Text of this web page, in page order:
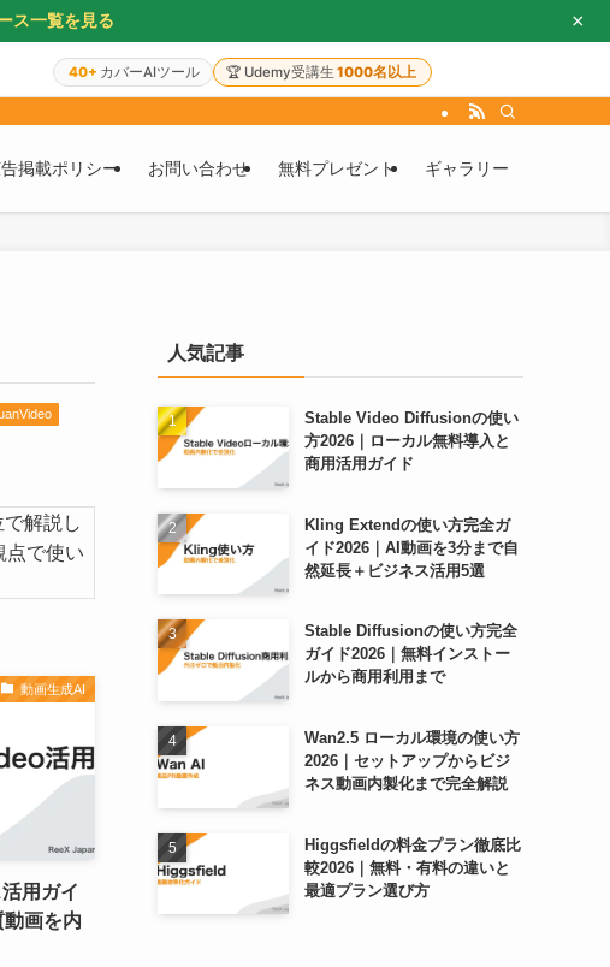
40+ カバーAIツール 🏆 Udemy受講生 1000名以上
掲載ポリシー お問い合わせ 無料プレゼント ギャラリー
解説し
点で使い
動画生成AI
用ガイ
動画を内
人気記事
Stable Video Diffusionの使い
方2026｜ローカル無料導入と
商用活用ガイド
Kling Extendの使い方完全ガ
イド2026｜AI動画を3分まで自
然延長＋ビジネス活用5選
Stable Diffusionの使い方完全
ガイド2026｜無料インストー
ルから商用利用まで
Wan2.5 ローカル環境の使い方
2026｜セットアップからビジ
ネス動画内製化まで完全解説
Higgsfieldの料金プラン徹底比
較2026｜無料・有料の違いと
最適プラン選び方
ス一覧を見る ×